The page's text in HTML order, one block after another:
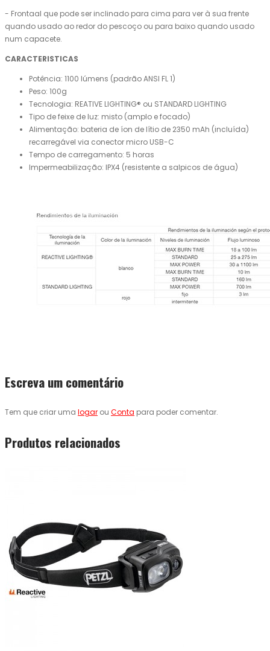
- Frontaal que pode ser inclinado para cima para ver à sua frente
quando usado ao redor do pescoço ou para baixo quando usado
num capacete.
CARACTERISTICAS
Potência: 1100 lúmens (padrão ANSI FL 1)
Peso: 100g
Tecnologia: REATIVE LIGHTING® ou STANDARD LIGHTING
Tipo de feixe de luz: misto (amplo e focado)
Alimentação: bateria de íon de lítio de 2350 mAh (incluída)
recarregável via conector micro USB-C
Tempo de carregamento: 5 horas
Impermeabilização: IPX4 (resistente a salpicos de água)
Escreva um comentário
Tem que criar uma logar ou Conta para poder comentar.
Produtos relacionados